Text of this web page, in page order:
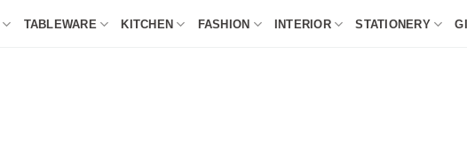
TABLEWARE KITCHEN FASHION INTERIOR STATIONERY